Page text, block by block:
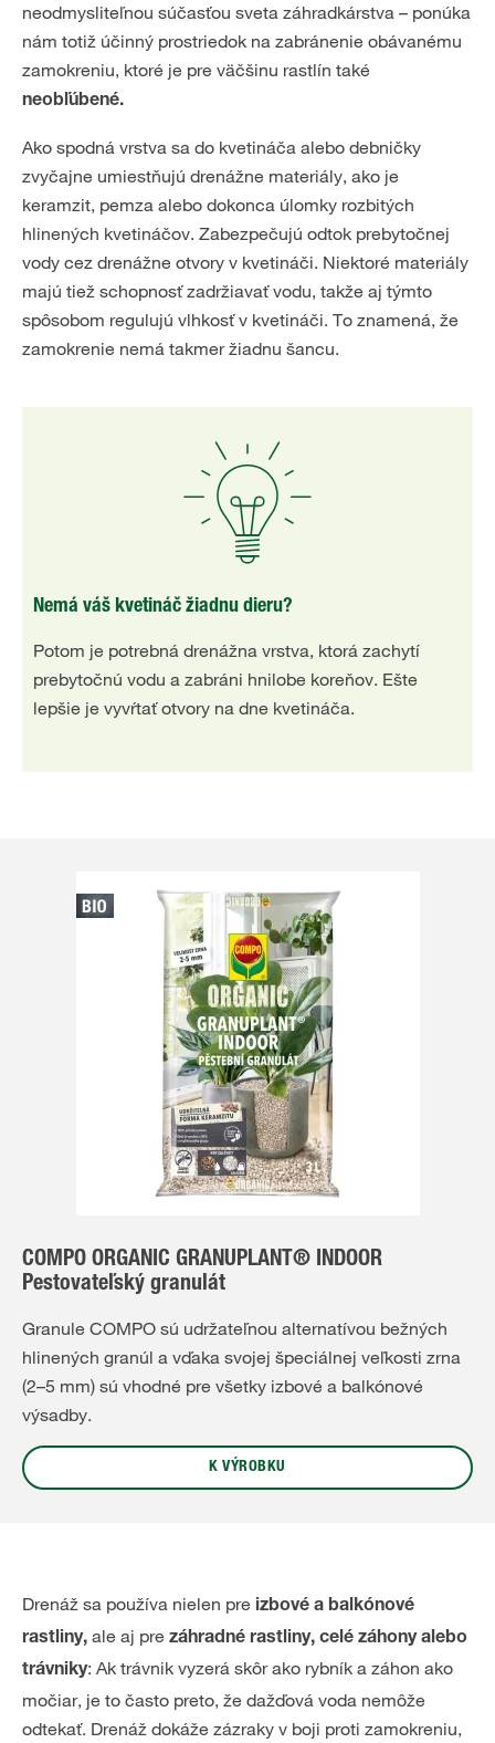
neodmysliteľnou súčasťou sveta záhradkárstva – ponúka
nám totiž účinný prostriedok na zabránenie obávanému
zamokreniu, ktoré je pre väčšinu rastlín také
neobľúbené.
Ako spodná vrstva sa do kvetináča alebo debničky
zvyčajne umiestňujú drenážne materiály, ako je
keramzit, pemza alebo dokonca úlomky rozbitých
hlinených kvetináčov. Zabezpečujú odtok prebytočnej
vody cez drenážne otvory v kvetináči. Niektoré materiály
majú tiež schopnosť zadržiavať vodu, takže aj týmto
spôsobom regulujú vlhkosť v kvetináči. To znamená, že
zamokrenie nemá takmer žiadnu šancu.
Nemá váš kvetináč žiadnu dieru?
Potom je potrebná drenážna vrstva, ktorá zachytí
prebytočnú vodu a zabráni hnilobe koreňov. Ešte
lepšie je vyvŕtať otvory na dne kvetináča.
COMPO ORGANIC GRANUPLANT® INDOOR
Pestovateľský granulát
Granule COMPO sú udržateľnou alternatívou bežných
hlinených granúl a vďaka svojej špeciálnej veľkosti zrna
(2–5 mm) sú vhodné pre všetky izbové a balkónové
výsadby.
K VÝROBKU
Drenáž sa používa nielen pre izbové a balkónové
rastliny, ale aj pre záhradné rastliny, celé záhony alebo
trávniky: Ak trávnik vyzerá skôr ako rybník a záhon ako
močiar, je to často preto, že dažďová voda nemôže
odtekať. Drenáž dokáže zázraky v boji proti zamokreniu,